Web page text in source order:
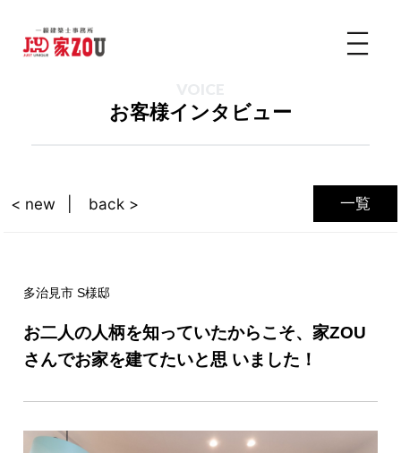
お客様インタビュー
一覧
< new back >
多治見市 S様邸
お二人の人柄を知っていたからこそ、家ZOU
さんでお家を建てたいと思 いました！